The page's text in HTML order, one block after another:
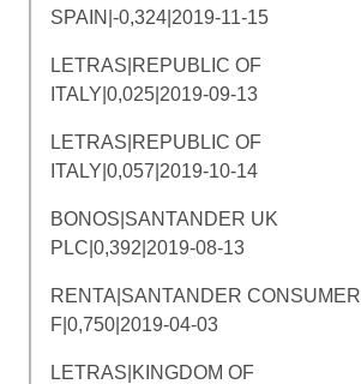
SPAIN|-0,324|2019-11-15
LETRAS|REPUBLIC OF
ITALY|0,025|2019-09-13
LETRAS|REPUBLIC OF
ITALY|0,057|2019-10-14
BONOS|SANTANDER UK
PLC|0,392|2019-08-13
RENTA|SANTANDER CONSUMER
F|0,750|2019-04-03
LETRAS|KINGDOM OF